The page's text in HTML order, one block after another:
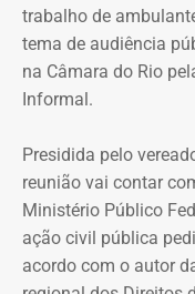
trabalho de
tema de audiência
na Câmara do Rio
Informal.
Presidida pelo
reunião vai contar
Ministério Público
ação civil pública
acordo com o autor